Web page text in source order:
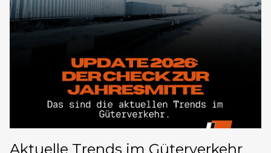
Aktuelle Trends im Güterverkehr